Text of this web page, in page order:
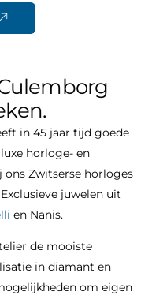
in 45 jaar tijd goede
horloge- en
Zwitserse horloges
juwelen uit
en Nanis.
de mooiste
in diamant en
om eigen